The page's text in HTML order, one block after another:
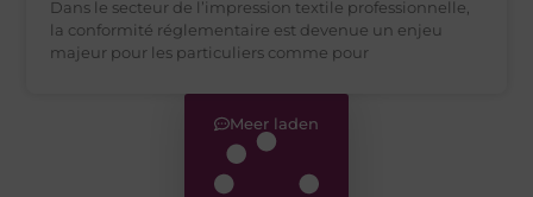
Dans le secteur de l’impression textile professionnelle,
la conformité réglementaire est devenue un enjeu
majeur pour les particuliers comme pour
Meer laden